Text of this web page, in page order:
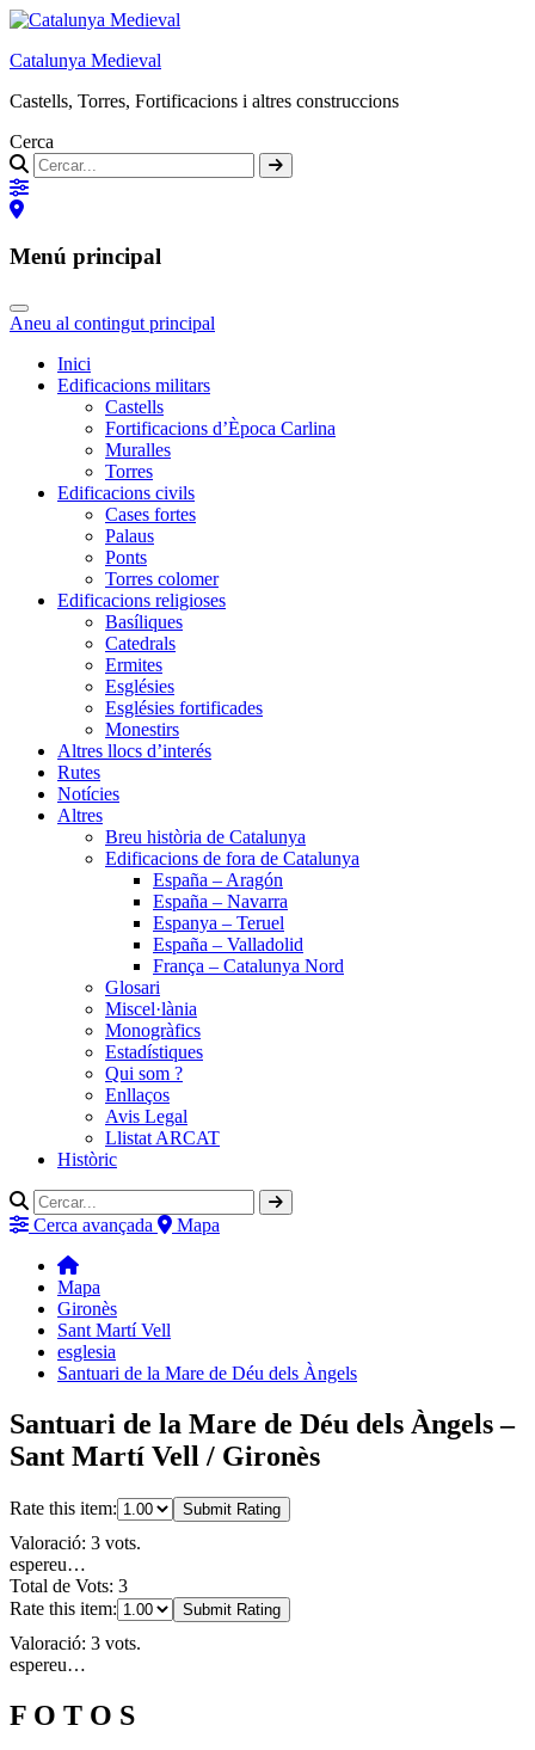
Catalunya Medieval
Castells, Torres, Fortificacions i altres construccions
Cerca
Menú principal
Aneu al contingut principal
Inici
Edificacions militars
Castells
Fortificacions d’Època Carlina
Muralles
Torres
Edificacions civils
Cases fortes
Palaus
Ponts
Torres colomer
Edificacions religioses
Basíliques
Catedrals
Ermites
Esglésies
Esglésies fortificades
Monestirs
Altres llocs d’interés
Rutes
Notícies
Altres
Breu història de Catalunya
Edificacions de fora de Catalunya
España – Aragón
España – Navarra
Espanya – Teruel
España – Valladolid
França – Catalunya Nord
Glosari
Miscel·lània
Monogràfics
Estadístiques
Qui som ?
Enllaços
Avis Legal
Llistat ARCAT
Històric
Cerca avançada Mapa
Mapa
Gironès
Sant Martí Vell
esglesia
Santuari de la Mare de Déu dels Àngels
Santuari de la Mare de Déu dels Àngels –
Sant Martí Vell / Gironès
Rate this item: Submit Rating
Valoració: 3 vots.
espereu…
Total de Vots: 3
Rate this item:
Submit Rating
Valoració: 3 vots.
espereu…
F O T O S